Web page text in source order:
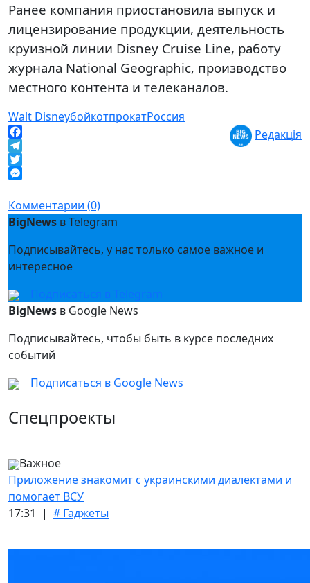
Ранее компания приостановила выпуск и
лицензирование продукции, деятельность
круизной линии Disney Cruise Line, работу
журнала National Geographic, производство
местного контента и телеканалов.
Walt DisneyбойкотпрокатРоссия
Facebook
Telegram
Twitter
Редакція
Комментарии (0)
BigNews в Telegram
Подписывайтесь, у нас только самое важное и
интересное
Подписаться в Telegram
BigNews в Google News
Подписывайтесь, чтобы быть в курсе последних
событий
Подписаться в Google News
Спецпроекты
Важное
Приложение знакомит с украинскими диалектами и
помогает ВСУ
17:31 | # Гаджеты